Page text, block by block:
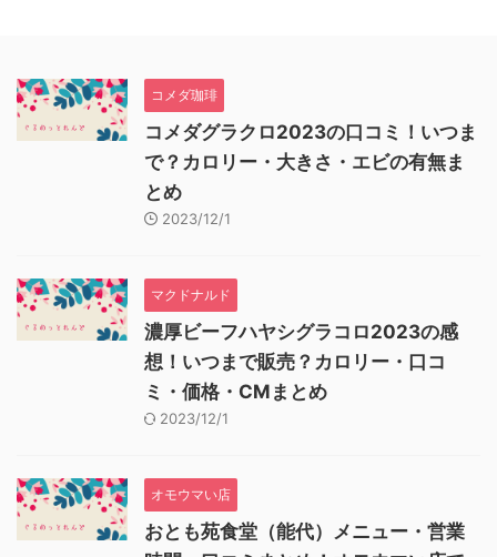
コメダ珈琲
コメダグラクロ2023の口コミ！いつま
で？カロリー・大きさ・エビの有無ま
とめ
2023/12/1
マクドナルド
濃厚ビーフハヤシグラコロ2023の感
想！いつまで販売？カロリー・口コ
ミ・価格・CMまとめ
2023/12/1
オモウマい店
おとも苑食堂（能代）メニュー・営業